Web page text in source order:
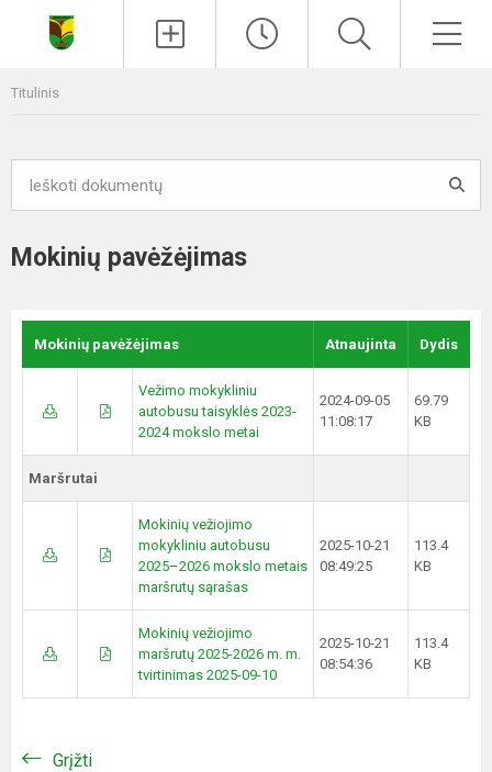
Titulinis
Mokinių pavėžėjimas
Mokinių pavėžėjimas Atnaujinta Dydis
Vežimo mokykliniu
autobusu taisyklės 2023-
2024 mokslo metai
2024-09-05
11:08:17
69.79
KB
Maršrutai
Mokinių vežiojimo
mokykliniu autobusu
2025–2026 mokslo metais
maršrutų sąrašas
2025-10-21
08:49:25
113.4
KB
Mokinių vežiojimo
maršrutų 2025-2026 m. m.
tvirtinimas 2025-09-10
2025-10-21
08:54:36
113.4
KB
Grįžti